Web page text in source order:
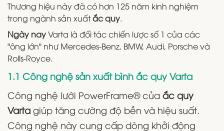
Thương hiệu này đã có hơn 125 năm kinh nghiệm
trong ngành sản xuấtắc quy.
Ngày nayVarta là đối tác chiến lược số 1 của các
"ông lớn" như Mercedes-Benz, BMW, Audi, Porsche và
Rolls-Royce.
1.1 Công nghệ sản xuất bình ắc quy Varta
Công nghệ lưới PowerFrame® của ắc quy
Varta giúp tăng cường độ bền và hiệu suất.
Công nghệ này cung cấp dòng khởi động